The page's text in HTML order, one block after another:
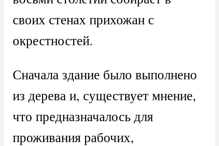
своих стенах прихожан с
окрестностей.
Сначала здание было выполнено
из дерева и, существует мнение,
что предназначалось для
проживания рабочих,